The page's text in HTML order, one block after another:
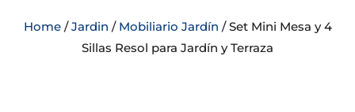
Home/Jardin / Mobiliario Jardín / Set Mini Mesa y 4
Sillas Resol para Jardín y Terraza